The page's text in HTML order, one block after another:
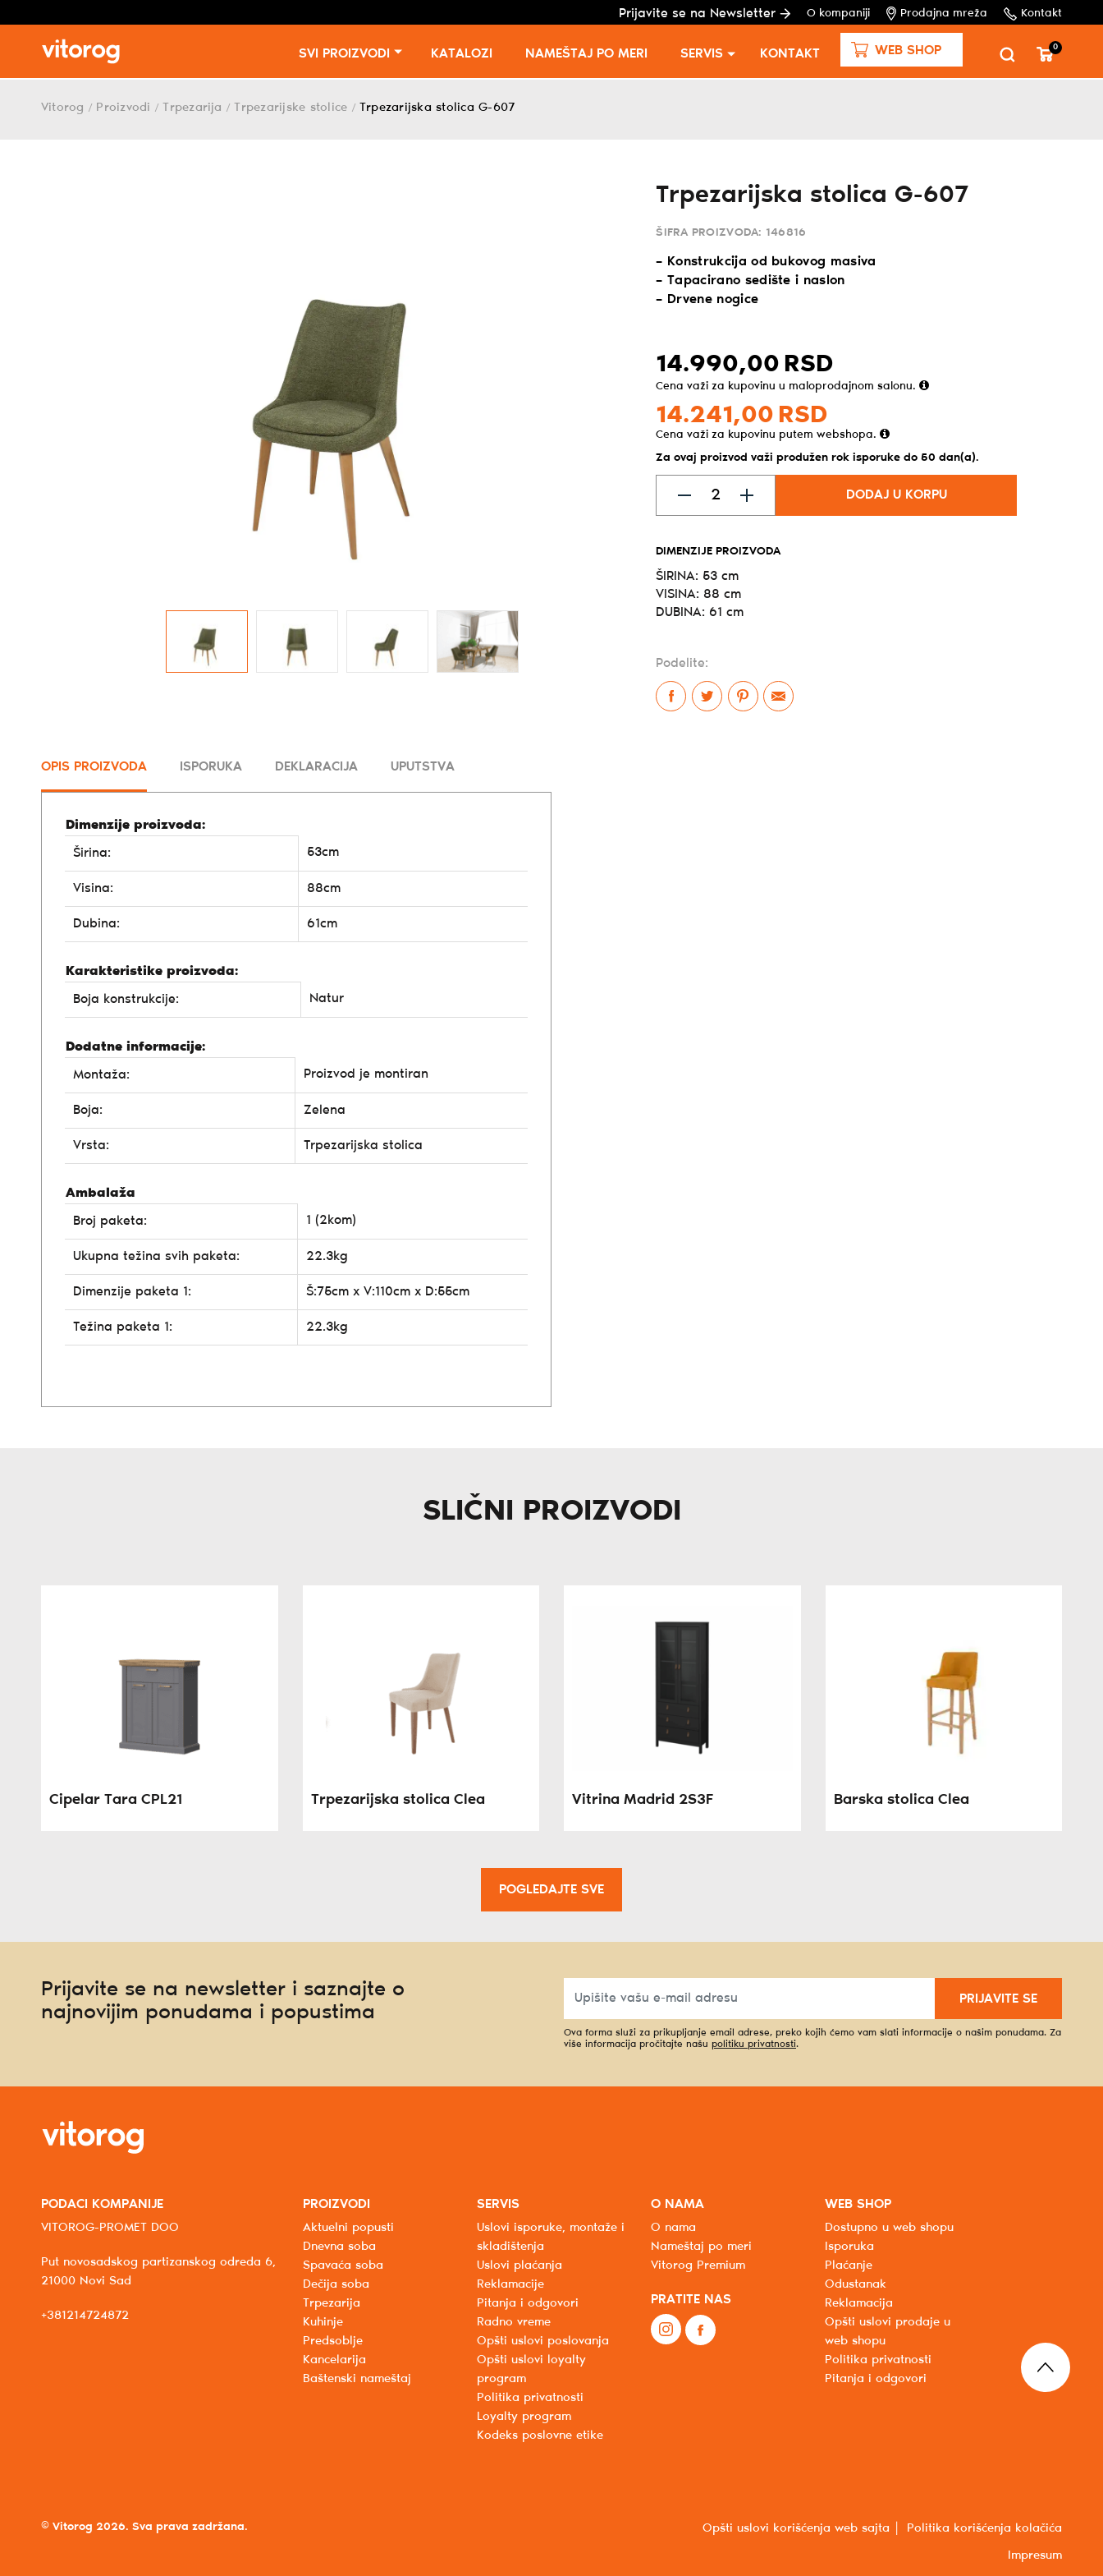
Prijavite se na Newsletter O kompaniji Prodajna mreža Kontakt
SVI PROIZVODI KATALOZI NAMEŠTAJ PO MERI SERVIS KONTAKT WEB SHOP 0
Vitorog / Proizvodi / Trpezarija / Trpezarijske stolice / Trpezarijska stolica G-607
Trpezarijska stolica G-607
ŠIFRA PROIZVODA: 146816
– Konstrukcija od bukovog masiva
– Tapacirano sedište i naslon
– Drvene nogice
14.990,00 RSD
Cena važi za kupovinu u maloprodajnom salonu.
14.241,00 RSD
Cena važi za kupovinu putem webshopa.
Za ovaj proizvod važi produžen rok isporuke do 50 dan(a).
DODAJ U KORPU
DIMENZIJE PROIZVODA
ŠIRINA: 53 cm
VISINA: 88 cm
DUBINA: 61 cm
Podelite:
OPIS PROIZVODA ISPORUKA DEKLARACIJA UPUTSTVA
Dimenzije proizvoda:
Širina:
53cm
Visina: 88cm
Dubina: 61cm
Karakteristike proizvoda:
Boja konstrukcije:
Natur
Dodatne informacije:
Montaža:
Proizvod je montiran
Boja: Zelena
Vrsta: Trpezarijska stolica
Ambalaža
Broj paketa:
1 (2kom)
Ukupna težina svih paketa: 22.3kg
Dimenzije paketa 1: Š:75cm x V:110cm x D:55cm
Težina paketa 1: 22.3kg
SLIČNI PROIZVODI
Cipelar Tara CPL21 Trpezarijska stolica Clea Vitrina Madrid 2S3F Barska stolica Clea
POGLEDAJTE SVE
Prijavite se na newsletter i saznajte o
najnovijim ponudama i popustima
PRIJAVITE SE
Ova forma služi za prikupljanje email adrese, preko kojih ćemo vam slati informacije o našim ponudama. Za
više informacija pročitajte našu politiku privatnosti.
PODACI KOMPANIJE
VITOROG-PROMET DOO
Put novosadskog partizanskog odreda 6,
21000 Novi Sad
+381214724872
PROIZVODI
Aktuelni popusti
Dnevna soba
Spavaća soba
Dečija soba
Trpezarija
Kuhinje
Predsoblje
Kancelarija
Baštenski nameštaj
SERVIS
Uslovi isporuke, montaže i
skladištenja
Uslovi plaćanja
Reklamacije
Pitanja i odgovori
Radno vreme
Opšti uslovi poslovanja
Opšti uslovi loyalty
program
Politika privatnosti
Loyalty program
Kodeks poslovne etike
O NAMA
O nama
Nameštaj po meri
Vitorog Premium
PRATITE NAS
WEB SHOP
Dostupno u web shopu
Isporuka
Plaćanje
Odustanak
Reklamacija
Opšti uslovi prodaje u
web shopu
Politika privatnosti
Pitanja i odgovori
© Vitorog 2026. Sva prava zadržana. Opšti uslovi korišćenja web sajta Politika korišćenja kolačića
Impresum